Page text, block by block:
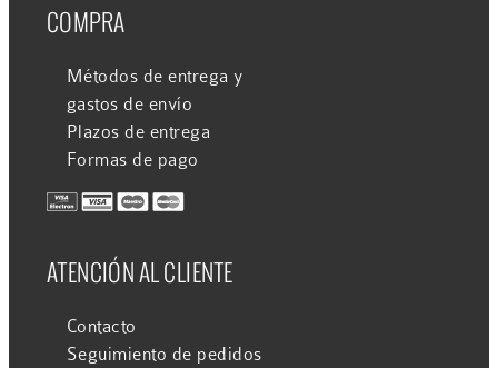
COMPRA
Métodos de entrega y
gastos de envío
Plazos de entrega
Formas de pago
ATENCIÓN AL CLIENTE
Contacto
Seguimiento de pedidos